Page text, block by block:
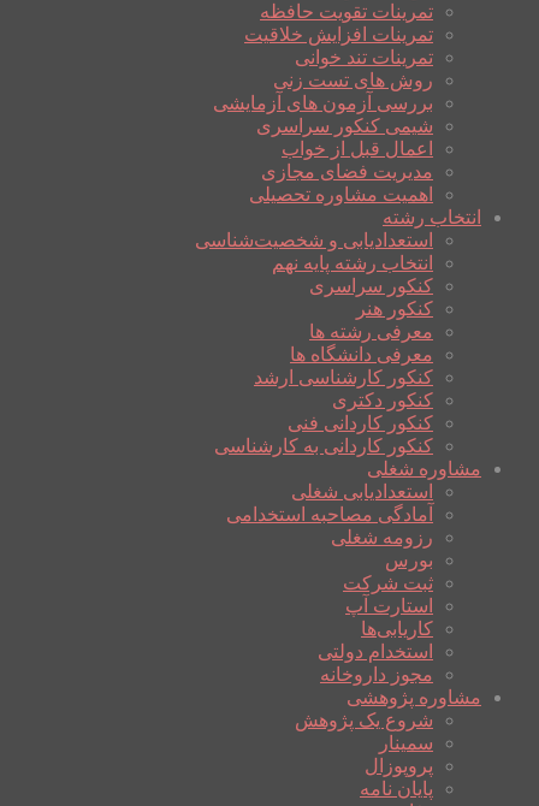
تمرینات تقویت حافظه
تمرینات افزایش خلاقیت
تمرینات تند خوانی
روش های تست زنی
بررسی آزمون های آزمایشی
شیمی کنکور سراسری
اعمال قبل از خواب
مدیریت فضای مجازی
اهمیت مشاوره تحصیلی
انتخاب رشته
استعدادیابی و شخصیت‌شناسی
انتخاب رشته پایه نهم
کنکور سراسری
کنکور هنر
معرفی رشته ها
معرفی دانشگاه ها
کنکور کارشناسی ارشد
کنکور دکتری
کنکور کاردانی فنی
کنکور کاردانی به کارشناسی
مشاوره شغلی
استعدادیابی شغلی
آمادگی مصاحبه استخدامی
رزومه شغلی
بورس
ثبت شرکت
استارت آپ
کاریابی‌ها
استخدام دولتی
مجوز داروخانه
مشاوره پژوهشی
شروع یک پژوهش
سمینار
پروپوزال
پایان نامه